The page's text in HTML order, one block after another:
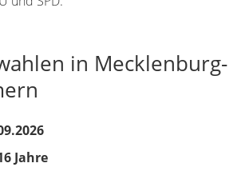
in Mecklenburg-
Jahre